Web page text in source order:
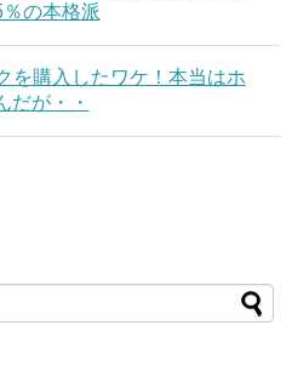
の本格派
を購入したワケ！本当はホ
だが・・